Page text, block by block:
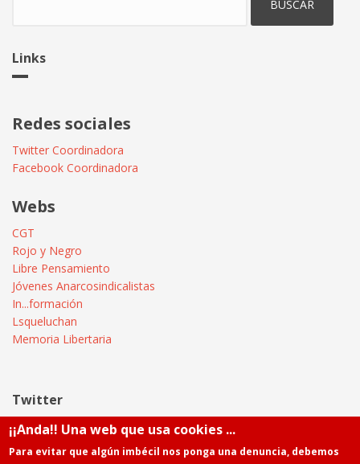
Links
Redes sociales
Twitter Coordinadora
Facebook Coordinadora
Webs
CGT
Rojo y Negro
Libre Pensamiento
Jóvenes Anarcosindicalistas
In...formación
Lsqueluchan
Memoria Libertaria
Twitter
Tweets by @Informatica_CGT
¡¡Anda!! Una web que usa cookies ...
Para evitar que algún imbécil nos ponga una denuncia, debemos